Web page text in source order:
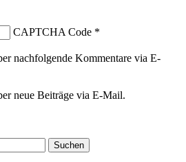
CAPTCHA Code *
nachfolgende Kommentare via E-
neue Beiträge via E-Mail.